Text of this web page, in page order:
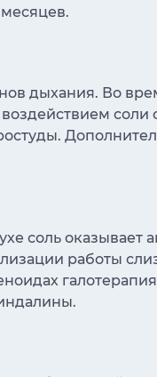
дыхания. Во
соли
соль оказывает
работы